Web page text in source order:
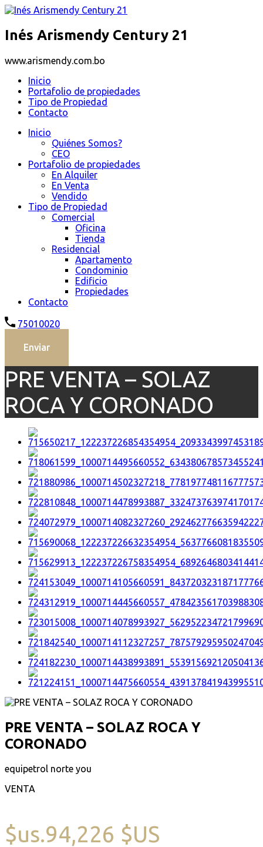
Inés Arismendy Century 21
www.arismendy.com.bo
Inicio
Portafolio de propiedades
Tipo de Propiedad
Contacto
Inicio
Quiénes Somos?
CEO
Portafolio de propiedades
En Alquiler
En Venta
Vendido
Tipo de Propiedad
Comercial
Oficina
Tienda
Residencial
Apartamento
Condominio
Edificio
Propiedades
Contacto
75010020
Enviar
PRE VENTA – SOLAZ
ROCA Y CORONADO
PRE VENTA – SOLAZ ROCA Y
CORONADO
equipetrol norte you
VENTA
$us.94,226 $US